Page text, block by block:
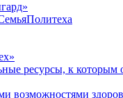
ресурсы, к которым
возможностями